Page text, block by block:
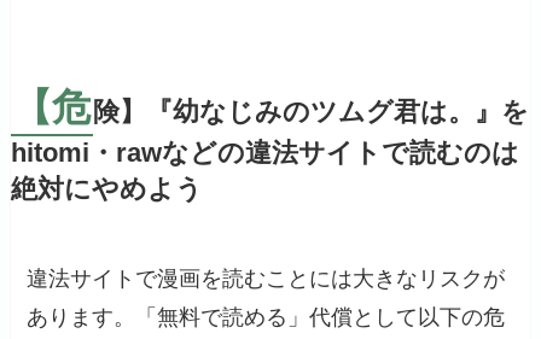
【危 険】『幼なじみのツムグ君は。』を
hitomi・rawなどの違法サイトで読むのは
絶対にやめよう
違法サイトで漫画を読むことには大きなリスクが
あります。「無料で読める」代償として以下の危